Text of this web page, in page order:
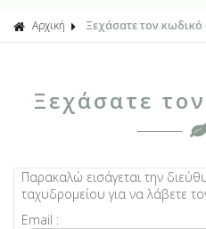
Αρχική Ξεχάσατε τον κωδικό
Ξεχάσατε
Παρακαλώ εισάγεται την
ταχυδρομείου για να λάβετε
Email :